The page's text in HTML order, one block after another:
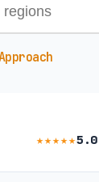
★★★★★5.0